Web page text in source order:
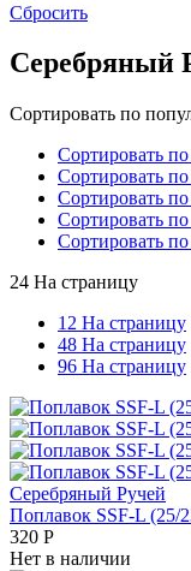
Сбросить
Серебряный
Сортировать по
Сортировать
Сортировать
Сортировать
Сортировать
Сортировать
24 На страницу
12 На страницу
48 На страницу
96 На страницу
Серебряный Ручей
Поплавок SSF-L (25/
320 Р
Нет в наличии